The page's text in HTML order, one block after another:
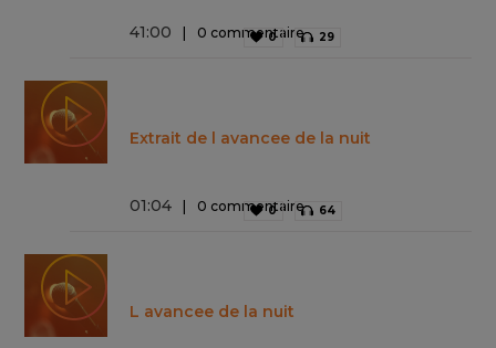
41:00 0 commentaire
0 29
Extrait de l avancee de la nuit
01:04 0 commentaire
0 64
L avancee de la nuit